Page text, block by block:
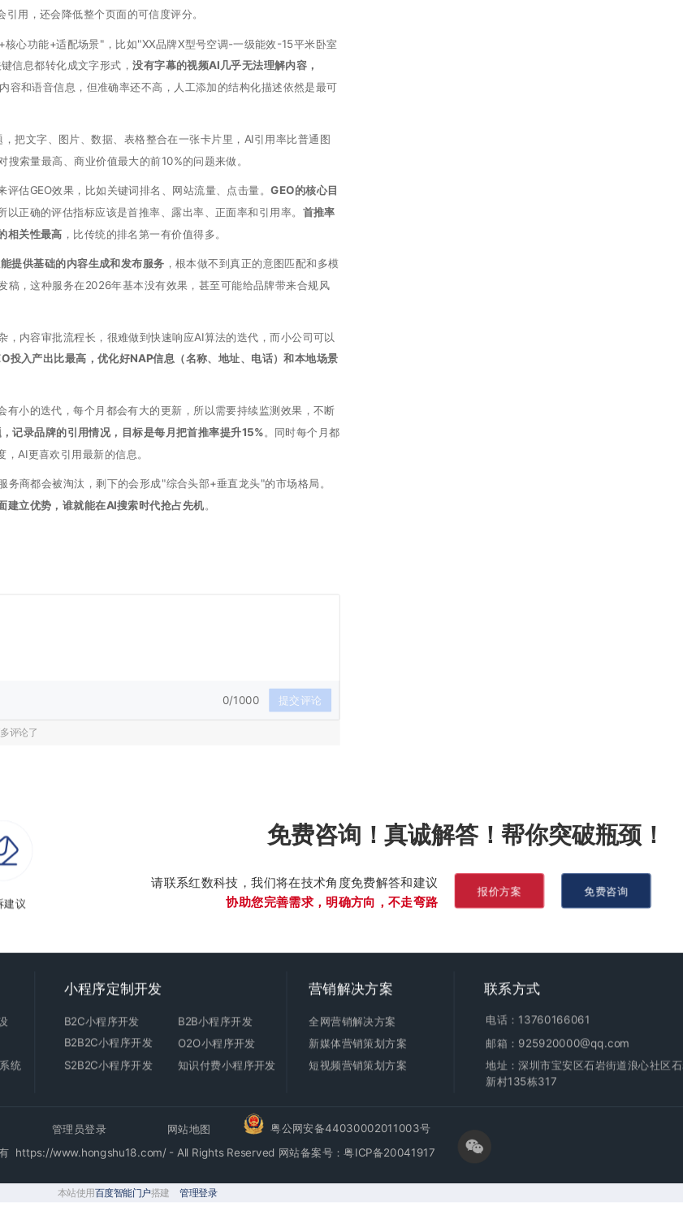
用，还会降低整个页面的可信度评分。
心功能+适配场景"，比如"XX品牌X型号空调-一级能效-15平米卧室
信息都转化成文字形式，没有字幕的视频AI几乎无法理解内容，
容和语音信息，但准确率还不高，人工添加的结构化描述依然是最可
，把文字、图片、数据、表格整合在一张卡片里，AI引用率比普通图
索量最高、商业价值最大的前10%的问题来做。
估GEO效果，比如关键词排名、网站流量、点击量。GEO的核心目
以正确的评估指标应该是首推率、露出率、正面率和引用率。 首推率
相关性最高 ，比传统的排名第一有价值得多。
提供基础的内容生成和发布服务 ，根本做不到真正的意图匹配和多模
稿，这种服务在2026年基本没有效果，甚至可能给品牌带来合规风
内容审批流程长，很难做到快速响应AI算法的迭代，而小公司可以
投入产出比最高，优化好NAP信息（名称、地址、电话）和本地场景
小的迭代，每个月都会有大的更新，所以需要持续监测效果，不断
记录品牌的引用情况，目标是每月把首推率提升15%。同时每个月都
AI更喜欢引用最新的信息。
商都会被淘汰，剩下的会形成"综合头部+垂直龙头"的市场格局。
建立优势，谁就能在AI搜索时代抢占先机。
0/1000 提交评论
评论了
免费咨询！真诚解答！帮你突破瓶颈！
请联系红数科技，我们将在技术角度免费解答和建议
协助您完善需求，明确方向，不走弯路
免费咨询
报价方案
建议
统
小程序定制开发
B2C小程序开发
B2B小程序开发
O2O小程序开发
知识付费小程序开发
B2B2C小程序开发
S2B2C小程序开发
营销解决方案
全网营销解决方案
新媒体营销策划方案
短视频营销策划方案
联系方式
电话：13760166061
邮箱：925920000@qq.com
地址：深圳市宝安区石岩街道浪心社区
新村135栋317
https://www.hongshu18.com/ - All Rights Reserved 网站备案号：粤ICP备20041917
管理员登录 网站地图 粤公网安备44030002011003号
本站使用百度智能门户搭建 管理登录